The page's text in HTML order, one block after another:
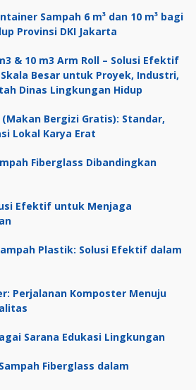
Rp 1,750,000.
Sampah 6 m³ dan 10 m³ bagi
Provinsi DKI Jakarta
& 10 m3 Arm Roll – Solusi Efektif
Besar untuk Proyek, Industri,
Dinas Lingkungan Hidup
Bergizi Gratis): Standar,
Lokal Karya Erat
Fiberglass Dibandingkan
Efektif untuk Menjaga
Plastik: Solusi Efektif dalam
Perjalanan Komposter Menuju
Sarana Edukasi Lingkungan
Fiberglass dalam